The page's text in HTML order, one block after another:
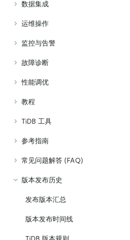
数据集成
运维操作
监控与告警
故障诊断
性能调优
教程
TiDB 工具
参考指南
常见问题解答 (FAQ)
版本发布历史
发布版本汇总
版本发布时间线